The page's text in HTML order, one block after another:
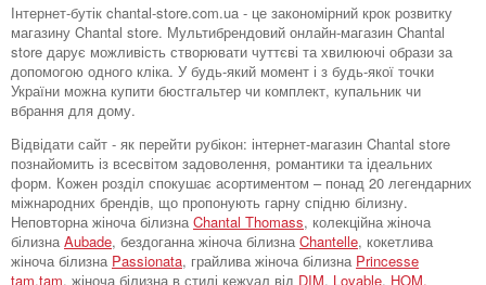
Інтернет-бутік chantal-store.com.ua - це закономірний крок розвитку
магазину Chantal store. Мультибрендовий онлайн-магазин Chantal
store дарує можливість створювати чуттєві та хвилюючі образи за
допомогою одного кліка. У будь-який момент і з будь-якої точки
України можна купити бюстгальтер чи комплект, купальник чи
вбрання для дому.
Відвідати сайт - як перейти рубікон: інтернет-магазин Chantal store
познайомить із всесвітом задоволення, романтики та ідеальних
форм. Кожен розділ спокушає асортиментом – понад 20 легендарних
міжнародних брендів, що пропонують гарну спідню білизну.
Неповторна жіноча білизна Chantal Thomass, колекційна жіноча
білизна Aubade, бездоганна жіноча білизна Chantelle, кокетлива
жіноча білизна Passionata, грайлива жіноча білизна Princesse
tam.tam, жіноча білизна в стилі кежуал від DIM, Lovable, HOM,